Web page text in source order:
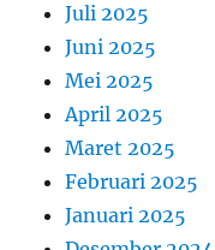
Juli 2025
Juni 2025
Mei 2025
April 2025
Maret 2025
Februari 2025
Januari 2025